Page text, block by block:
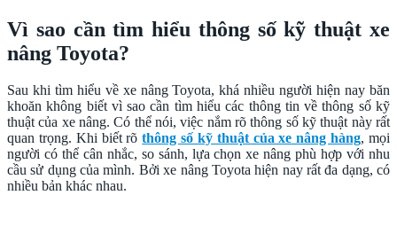
Vì sao cần tìm hiểu thông số kỹ thuật xe
nâng Toyota?
Sau khi tìm hiểu về xe nâng Toyota, khá nhiều người hiện nay băn
khoăn không biết vì sao cần tìm hiểu các thông tin về thông số kỹ
thuật của xe nâng. Có thể nói, việc nắm rõ thông số kỹ thuật này rất
quan trọng. Khi biết rõthông số kỹ thuật của xe nâng hàng, mọi
người có thể cân nhắc, so sánh, lựa chọn xe nâng phù hợp với nhu
cầu sử dụng của mình. Bởi xe nâng Toyota hiện nay rất đa dạng, có
nhiều bản khác nhau.